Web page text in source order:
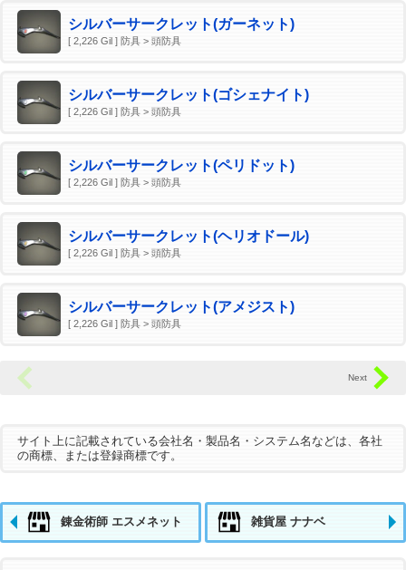
シルバーサークレット(ガーネット)
[ 2,226 Gil ] 防具 > 頭防具
シルバーサークレット(ゴシェナイト)
[ 2,226 Gil ] 防具 > 頭防具
シルバーサークレット(ペリドット)
[ 2,226 Gil ] 防具 > 頭防具
シルバーサークレット(ヘリオドール)
[ 2,226 Gil ] 防具 > 頭防具
シルバーサークレット(アメジスト)
[ 2,226 Gil ] 防具 > 頭防具
サイト上に記載されている会社名・製品名・システム名などは、各社
の商標、または登録商標です。
錬金術師 エスメネット 雑貨屋 ナナベ